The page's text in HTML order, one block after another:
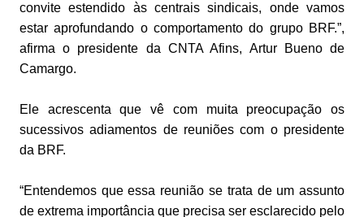
convite estendido às centrais sindicais, onde vamos
estar aprofundando o comportamento do grupo BRF.”,
afirma o presidente da CNTA Afins, Artur Bueno de
Camargo.
Ele acrescenta que vê com muita preocupação os
sucessivos adiamentos de reuniões com o presidente
da BRF.
“Entendemos que essa reunião se trata de um assunto
de extrema importância que precisa ser esclarecido pelo